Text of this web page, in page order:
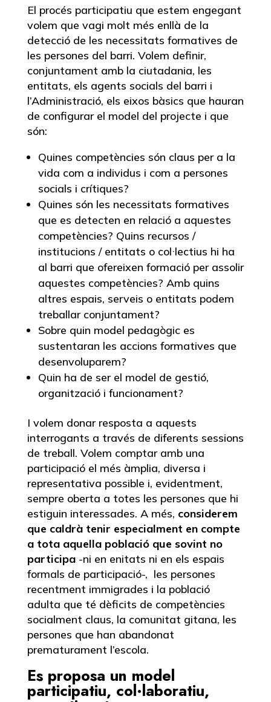
El procés participatiu que estem engegant
volem que vagi molt més enllà de la
detecció de les necessitats formatives de
les persones del barri. Volem definir,
conjuntament amb la ciutadania, les
entitats, els agents socials del barri i
l’Administració, els eixos bàsics que hauran
de configurar el model del projecte i que
són:
Quines competències són claus per a la
vida com a individus i com a persones
socials i crítiques?
Quines són les necessitats formatives
que es detecten en relació a aquestes
competències? Quins recursos /
institucions / entitats o col·lectius hi ha
al barri que ofereixen formació per assolir
aquestes competències? Amb quins
altres espais, serveis o entitats podem
treballar conjuntament?
Sobre quin model pedagògic es
sustentaran les accions formatives que
desenvoluparem?
Quin ha de ser el model de gestió,
organització i funcionament?
I volem donar resposta a aquests
interrogants a través de diferents sessions
de treball. Volem comptar amb una
participació el més àmplia, diversa i
representativa possible i, evidentment,
sempre oberta a totes les persones que hi
estiguin interessades. A més, considerem
que caldrà tenir especialment en compte
a tota aquella població que sovint no
participa -ni en enitats ni en els espais
formals de participació-, les persones
recentment immigrades i la població
adulta que té dèficits de competències
socialment claus, la comunitat gitana, les
persones que han abandonat
prematurament l’escola.
Es proposa un model
participatiu, col·laboratiu,